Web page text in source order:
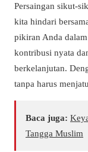
Persaingan sikut-
kita hindari
pikiran Anda
kontribusi nyata
berkelanjutan.
tanpa harus
Baca juga:
Tangga Muslim